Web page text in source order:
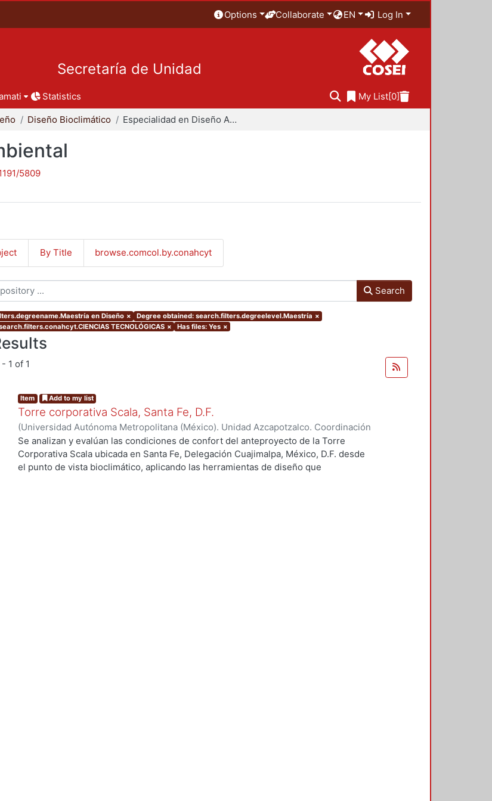
Options Collaborate EN Log In
Secretaría de Unidad
Statistics My List[0]
Diseño Bioclimático Especialidad en Diseño Ambiental
5809
By Title browse.comcol.by.conahcyt
Search
en Diseño × Degree obtained: search.filters.degreelevel.Maestría ×
TECNOLÓGICAS × Has files: Yes ×
- 1 of 1
Item Add to my list
Torre corporativa Scala, Santa Fe, D.F.
(Universidad Autónoma Metropolitana (México). Unidad Azcapotzalco. Coordinación
de Servicios de Información.,1999)Corro Eguia, Guillermo Heriberto
Se analizan y evalúan las condiciones de confort del anteproyecto de la Torre
Corporativa Scala ubicada en Santa Fe, Delegación Cuajimalpa, México, D.F. desde
el punto de vista bioclimático, aplicando las herramientas de diseño que